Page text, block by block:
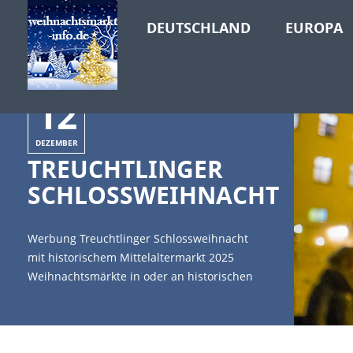
DEUTSCHLAND EUROPA
12
DEZEMBER
TREUCHTLINGER
SCHLOSSWEIHNACHT
Werbung Treuchtlinger Schlossweihnacht
mit historischem Mittelaltermarkt 2025
Weihnachtsmärkte in oder an historischen